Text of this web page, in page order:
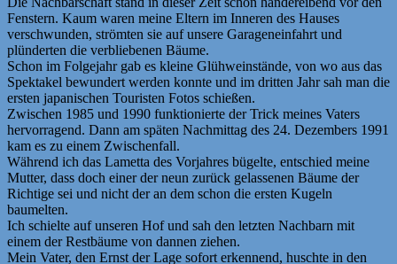
Fenstern. Kaum waren meine Eltern im Inneren des Hauses
verschwunden, strömten sie auf unsere Garageneinfahrt und
plünderten die verbliebenen Bäume.
Schon im Folgejahr gab es kleine Glühweinstände, von wo aus das
Spektakel bewundert werden konnte und im dritten Jahr sah man die
ersten japanischen Touristen Fotos schießen.
Zwischen 1985 und 1990 funktionierte der Trick meines Vaters
hervorragend. Dann am späten Nachmittag des 24. Dezembers 1991
kam es zu einem Zwischenfall.
Während ich das Lametta des Vorjahres bügelte, entschied meine
Mutter, dass doch einer der neun zurück gelassenen Bäume der
Richtige sei und nicht der an dem schon die ersten Kugeln
baumelten.
Ich schielte auf unseren Hof und sah den letzten Nachbarn mit
einem der Restbäume von dannen ziehen.
Mein Vater, den Ernst der Lage sofort erkennend, huschte in den